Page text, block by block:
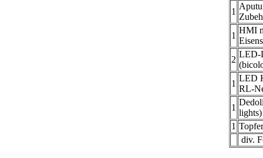
1
1
HMI
2
LED-
1
LED
RL-
1
lights)
1
div.